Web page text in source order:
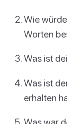
Wie
Worten
Was ist
Was ist
erhalten
Was war